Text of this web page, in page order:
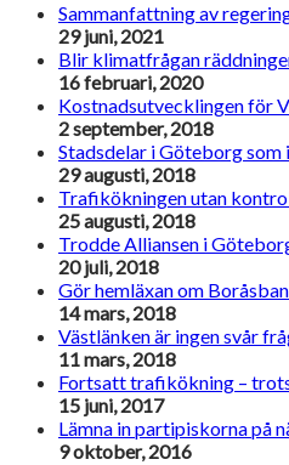
Sammanfattning av
29 juni, 2021
Blir klimatfrågan
16 februari, 2020
Kostnadsutvecklingen för
2 september, 2018
Stadsdelar i Göteborg som
29 augusti, 2018
Trafikökningen utan
25 augusti, 2018
Trodde Alliansen i
20 juli, 2018
Gör hemläxan om
14 mars, 2018
Västlänken är ingen svår
11 mars, 2018
Fortsatt trafikökning –
15 juni, 2017
Lämna in partipiskorna på
9 oktober, 2016